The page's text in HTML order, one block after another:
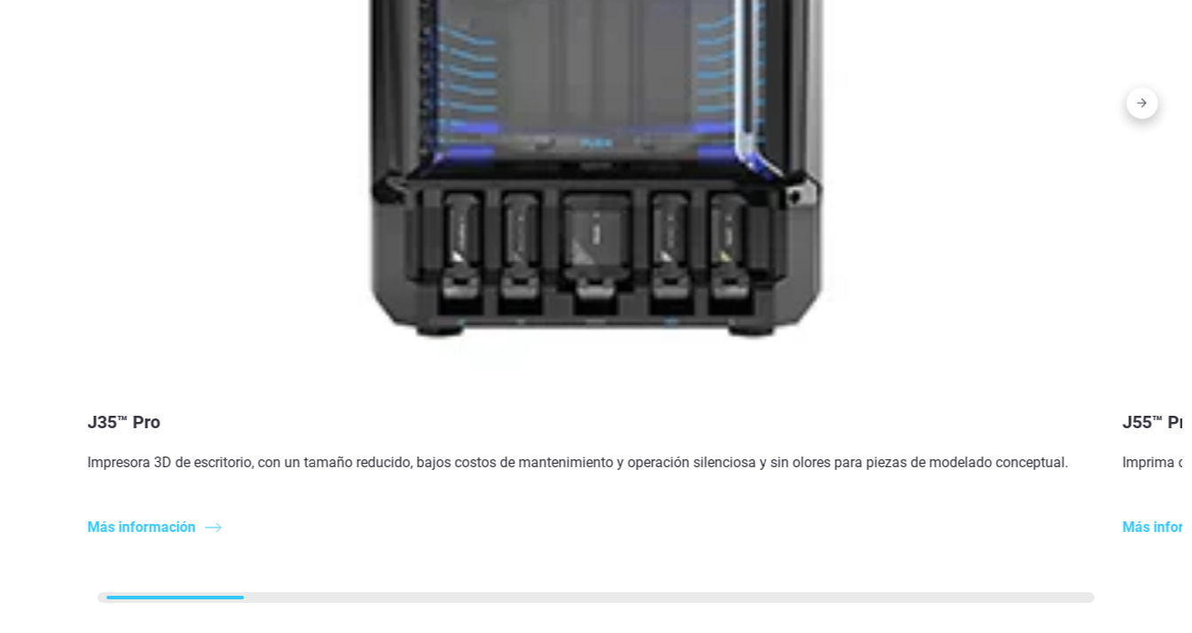
J35™ Pro
Impresora 3D de escritorio, con un tamaño reducido, bajos costos de mantenimiento y operación silenciosa y sin olores para piezas de modelado conceptual.
Más información
J55™
Imprima
Más